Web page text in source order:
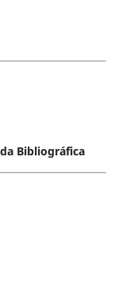
Bibliográfica